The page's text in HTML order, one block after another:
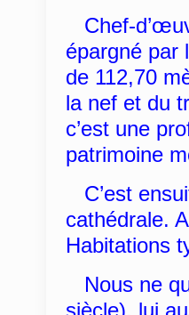
Chef-
épargné par
de 112,70
la nef et du
c’est une
patrimoine
C’est
cathédrale.
Habitations
Nous ne
siècle), lui